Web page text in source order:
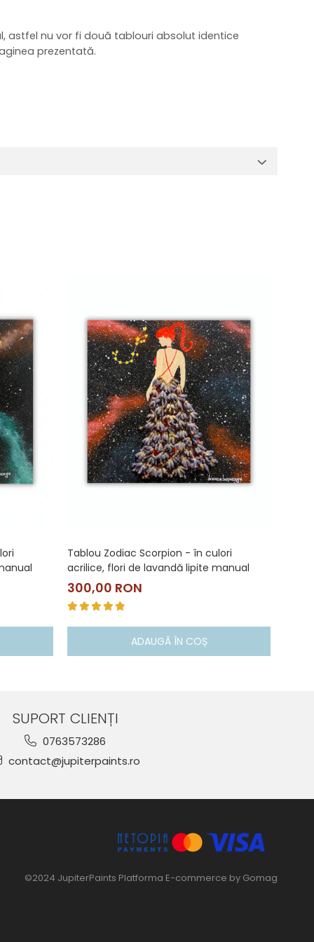
astfel nu vor fi două tablouri absolut identice
prezentată.
Tablou Zodiac Scorpion - în culori
acrilice, flori de lavandă lipite manual
300,00 RON
ADAUGĂ ÎN COȘ
SUPORT CLIENȚI
0763573286
contact@jupiterpaints.ro
©2024 JupiterPaints Platforma E-commerce by Gomag